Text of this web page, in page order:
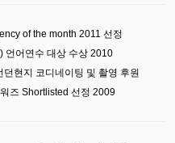
of the month 2011 선정
언어연수 대상 수상 2010
현지 코디네이팅 및 촬영 후원
즈 Shortlisted 선정 2009